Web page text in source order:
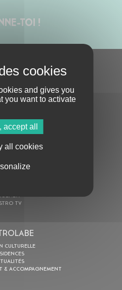
TOI !
NEWSLETTER
la Politique de confidentialité
TV
CULTURELLE
& ACCOMPAGNEMENT
and gives you
you want to activate
accept all
all cookies